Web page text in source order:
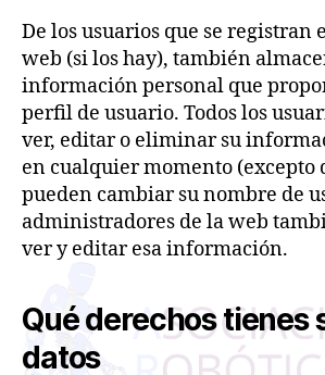
De los usuarios que se registran
web (si los hay), también
información personal que
perfil de usuario. Todos los
ver, editar o eliminar su
en cualquier momento (excepto
pueden cambiar su nombre de
administradores de la web
ver y editar esa información.
Qué derechos tienes
datos